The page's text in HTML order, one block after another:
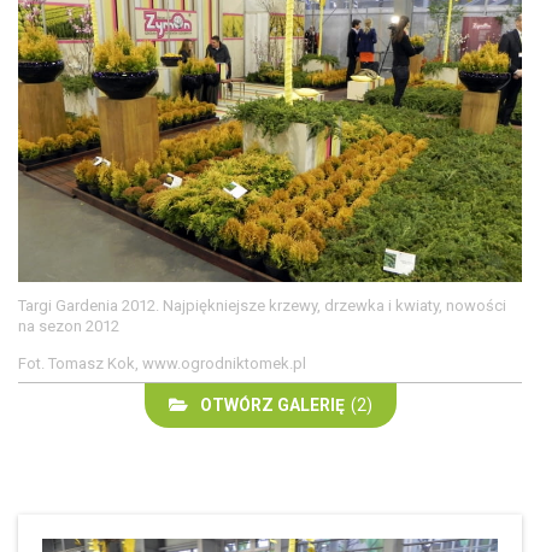
Targi Gardenia 2012. Najpiękniejsze krzewy, drzewka i kwiaty, nowości
na sezon 2012
Fot. Tomasz Kok, www.ogrodniktomek.pl
OTWÓRZ GALERIĘ (2)